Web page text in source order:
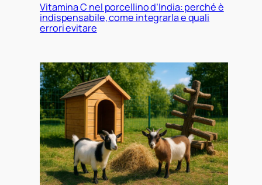
Vitamina C nel porcellino d’India: perché è
indispensabile, come integrarla e quali
errori evitare